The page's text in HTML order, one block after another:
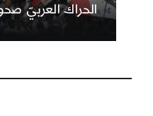
الحراك العربيّ